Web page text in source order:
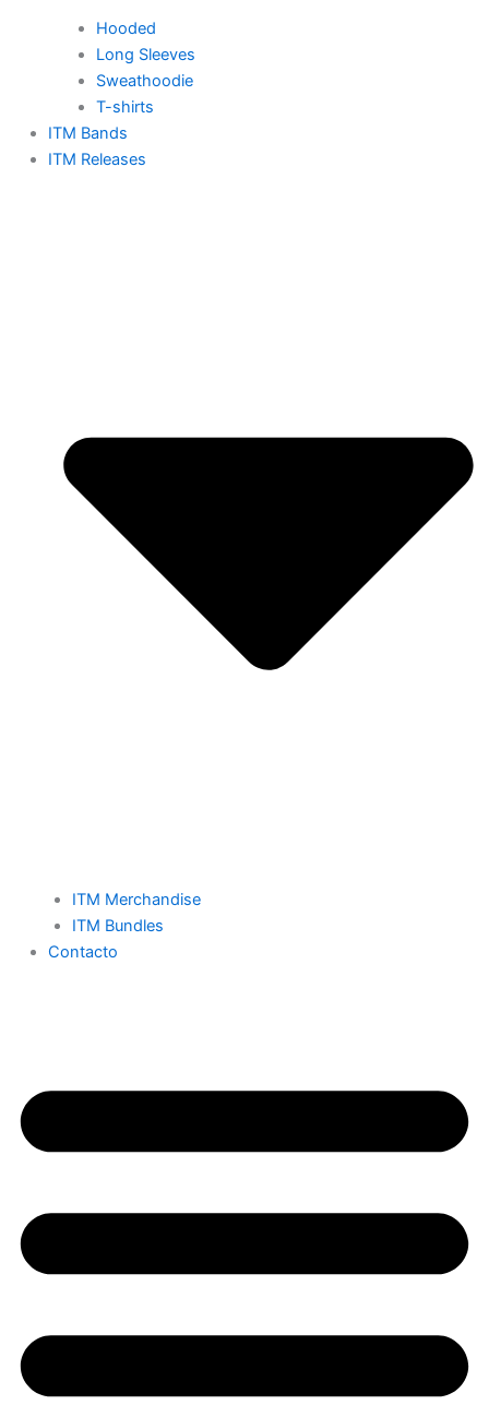
Hooded
Long Sleeves
Sweathoodie
T-shirts
ITM Bands
ITM Releases
ITM Merchandise
ITM Bundles
Contacto